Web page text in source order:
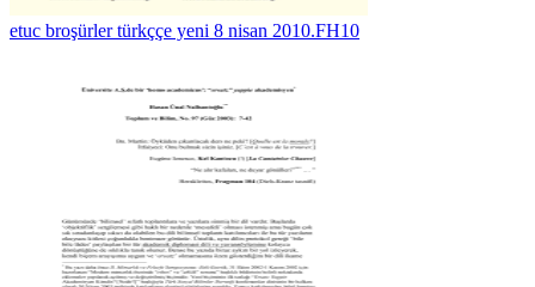
etuc broşürler türkççe yeni 8 nisan 2010.FH10